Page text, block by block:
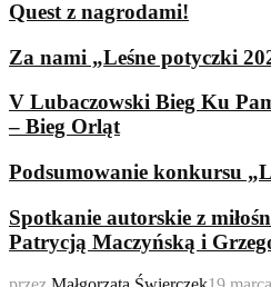
Quest z nagrodami!
Za nami „Leśne potyczki
V Lubaczowski Bieg Ku
– Bieg Orląt
Podsumowanie konkursu
Spotkanie autorskie z
Patrycją Maczyńską i